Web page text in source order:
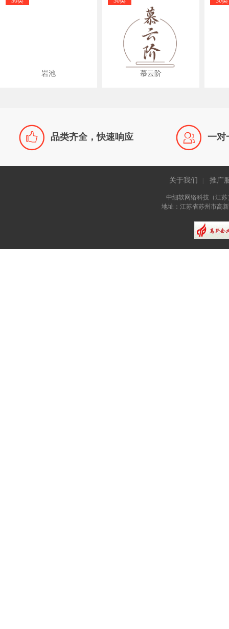
岩池 慕云阶
 品类齐全，快速响应  一对
关于我们 推广
中细软网络科技（江
地址：江苏省苏州市高